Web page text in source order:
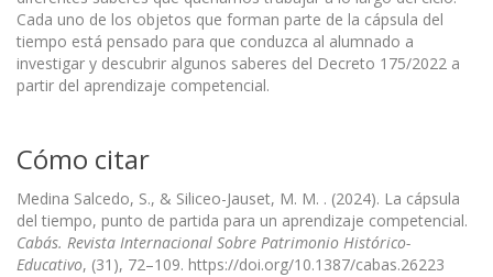
Cada uno de los objetos que forman parte de la cápsula del
tiempo está pensado para que conduzca al alumnado a
investigar y descubrir algunos saberes del Decreto 175/2022 a
partir del aprendizaje competencial.
Cómo citar
Medina Salcedo, S., & Siliceo-Jauset, M. M. . (2024). La cápsula
del tiempo, punto de partida para un aprendizaje competencial.
Cabás. Revista Internacional Sobre Patrimonio Histórico-
Educativo, (31), 72–109. https://doi.org/10.1387/cabas.26223